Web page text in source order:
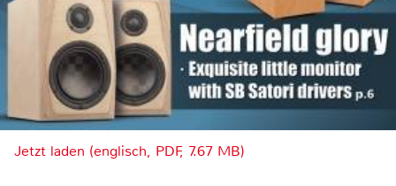
Jetzt laden (englisch, PDF, 7.67 MB)